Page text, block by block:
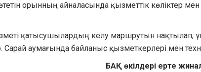
орынның айналасында қызметтік көліктер
қатысушылардың келу маршрутын нақтылап,
Сарай аумағында байланыс қызметкерлері мен
БАҚ өкілдері ерте